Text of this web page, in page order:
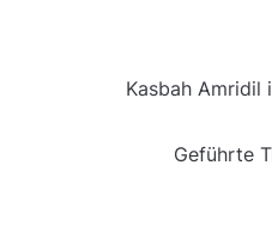
Kasbah Amridil
Geführte